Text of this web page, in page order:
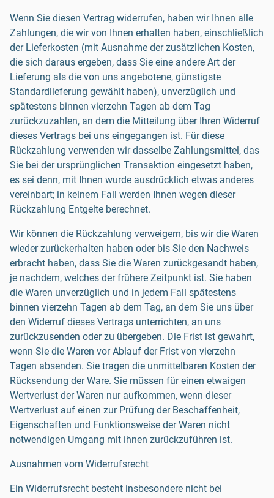
Wenn Sie diesen Vertrag widerrufen, haben wir Ihnen alle
Zahlungen, die wir von Ihnen erhalten haben, einschließlich
der Lieferkosten (mit Ausnahme der zusätzlichen Kosten,
die sich daraus ergeben, dass Sie eine andere Art der
Lieferung als die von uns angebotene, günstigste
Standardlieferung gewählt haben), unverzüglich und
spätestens binnen vierzehn Tagen ab dem Tag
zurückzuzahlen, an dem die Mitteilung über Ihren Widerruf
dieses Vertrags bei uns eingegangen ist. Für diese
Rückzahlung verwenden wir dasselbe Zahlungsmittel, das
Sie bei der ursprünglichen Transaktion eingesetzt haben,
es sei denn, mit Ihnen wurde ausdrücklich etwas anderes
vereinbart; in keinem Fall werden Ihnen wegen dieser
Rückzahlung Entgelte berechnet.
Wir können die Rückzahlung verweigern, bis wir die Waren
wieder zurückerhalten haben oder bis Sie den Nachweis
erbracht haben, dass Sie die Waren zurückgesandt haben,
je nachdem, welches der frühere Zeitpunkt ist. Sie haben
die Waren unverzüglich und in jedem Fall spätestens
binnen vierzehn Tagen ab dem Tag, an dem Sie uns über
den Widerruf dieses Vertrags unterrichten, an uns
zurückzusenden oder zu übergeben. Die Frist ist gewahrt,
wenn Sie die Waren vor Ablauf der Frist von vierzehn
Tagen absenden. Sie tragen die unmittelbaren Kosten der
Rücksendung der Ware. Sie müssen für einen etwaigen
Wertverlust der Waren nur aufkommen, wenn dieser
Wertverlust auf einen zur Prüfung der Beschaffenheit,
Eigenschaften und Funktionsweise der Waren nicht
notwendigen Umgang mit ihnen zurückzuführen ist.
Ausnahmen vom Widerrufsrecht
Ein Widerrufsrecht besteht insbesondere nicht bei